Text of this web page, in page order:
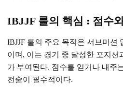
IBJJF 룰의 핵심 : 점수
IBJJF 룰의 주요 목적은 서브미션
이며, 이는 경기 중 달성한 포지션
가 부여된다. 점수를 얻거나 내주
전술이 필수적이다.